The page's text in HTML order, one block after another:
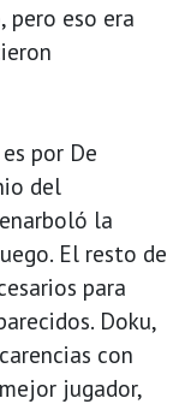
pero eso era
por De
del
la
El resto de
para
Doku,
con
jugador,